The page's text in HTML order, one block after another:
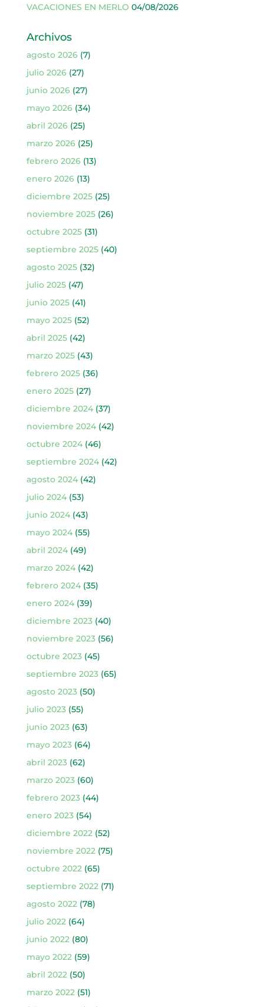
VACACIONES EN MERLO 04/08/2026
Archivos
agosto 2026(7)
julio 2026(27)
junio 2026(27)
mayo 2026(34)
abril 2026(25)
marzo 2026(25)
febrero 2026(13)
enero 2026(13)
diciembre 2025(25)
noviembre 2025(26)
octubre 2025(31)
septiembre 2025(40)
agosto 2025(32)
julio 2025(47)
junio 2025(41)
mayo 2025(52)
abril 2025(42)
marzo 2025(43)
febrero 2025(36)
enero 2025(27)
diciembre 2024(37)
noviembre 2024(42)
octubre 2024(46)
septiembre 2024(42)
agosto 2024(42)
julio 2024(53)
junio 2024(43)
mayo 2024(55)
abril 2024(49)
marzo 2024(42)
febrero 2024(35)
enero 2024(39)
diciembre 2023(40)
noviembre 2023(56)
octubre 2023(45)
septiembre 2023(65)
agosto 2023(50)
julio 2023(55)
junio 2023(63)
mayo 2023(64)
abril 2023(62)
marzo 2023(60)
febrero 2023(44)
enero 2023(54)
diciembre 2022(52)
noviembre 2022(75)
octubre 2022(65)
septiembre 2022(71)
agosto 2022(78)
julio 2022(64)
junio 2022(80)
mayo 2022(59)
abril 2022(50)
marzo 2022(51)